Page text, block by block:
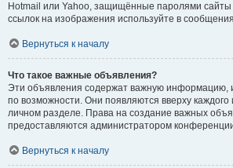
Hotmail или Yahoo, защищённые паролями сайты
ссылок на изображения используйте в
Вернуться к началу
Что такое важные объявления?
Эти объявления содержат важную информацию,
по возможности. Они появляются вверху
личном разделе. Права на создание важных
предоставляются администратором
Вернуться к началу